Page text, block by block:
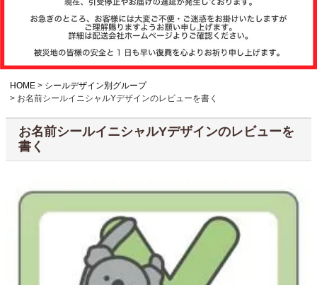
注文履歴
納期・発送方法
について
商品ガイド
HOME
シールデザイン別グループ
お名前シールイニシャルYデザインのレビューを書く
お名前シールイニシャルYデザインのレビューを
書く